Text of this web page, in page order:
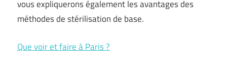
vous expliquerons également les avantages des
méthodes de stérilisation de base.
Que voir et faire à Paris ?